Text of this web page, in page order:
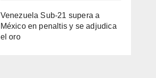
Venezuela Sub-21 supera a
México en penaltis y se adjudica
el oro